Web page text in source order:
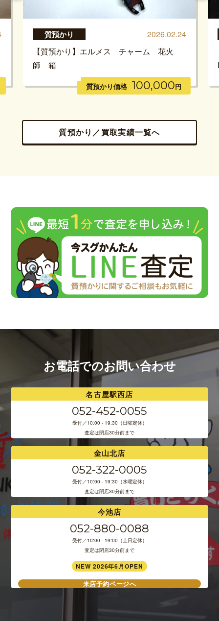
質預かり
2026.02.24
【質預かり】エルメス チャーム 花火
師 箱
質預かり価格 100,000円
質預かり／買取実績一覧へ
お電話でのお問い合わせ
名古屋駅西店
052-452-0055
受付／10:00 - 19:30（日曜定休）
査定は閉店30分前まで
金山北店
052-322-0005
受付／10:00 - 19:30（水曜定休）
査定は閉店30分前まで
今池店
052-880-0088
受付／10:00 - 19:00（土日定休）
査定は閉店30分前まで
NEW 2026年6月OPEN
来店予約ページへ